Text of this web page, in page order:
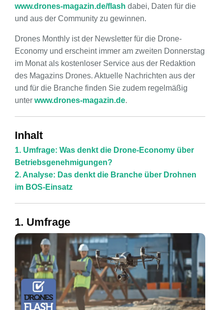
www.drones-magazin.de/flash dabei, Daten für die
und aus der Community zu gewinnen.
Drones Monthly ist der Newsletter für die Drone-
Economy und erscheint immer am zweiten Donnerstag
im Monat als kostenloser Service aus der Redaktion
des Magazins Drones. Aktuelle Nachrichten aus der
und für die Branche finden Sie zudem regelmäßig
unter www.drones-magazin.de.
Inhalt
1. Umfrage: Was denkt die Drone-Economy über
Betriebsgenehmigungen?
2. Analyse: Das denkt die Branche über Drohnen
im BOS-Einsatz
1. Umfrage